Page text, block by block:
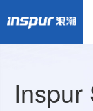
Inspur